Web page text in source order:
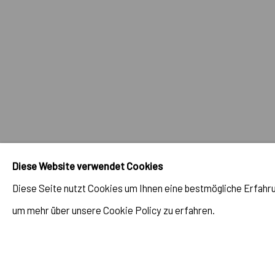
GUILLERMO LORCA - EL NACIMIENTO DE
Diese Website verwendet Cookies
Diese Seite nutzt Cookies um Ihnen eine bestmögliche
um mehr über unsere Cookie Policy zu erfahren.